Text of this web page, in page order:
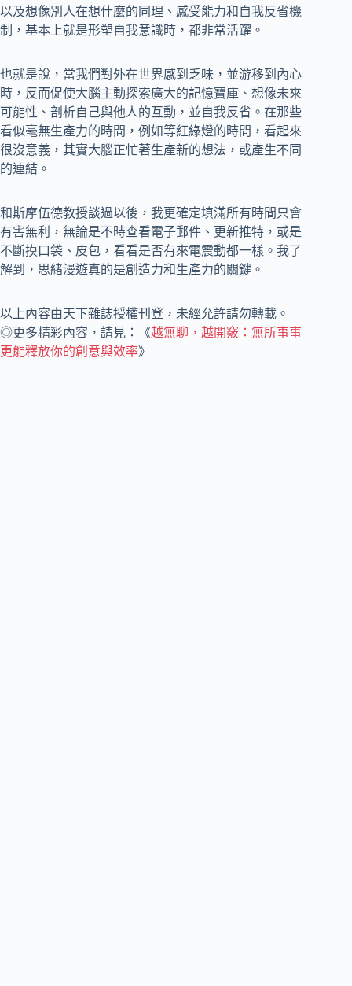
以及想像別人在想什麼的同理、感受能力和自我反省機
制，基本上就是形塑自我意識時，都非常活躍。
也就是說，當我們對外在世界感到乏味，並游移到內心
時，反而促使大腦主動探索廣大的記憶寶庫、想像未來
可能性、剖析自己與他人的互動，並自我反省。在那些
看似毫無生產力的時間，例如等紅綠燈的時間，看起來
很沒意義，其實大腦正忙著生產新的想法，或產生不同
的連結。
和斯摩伍德教授談過以後，我更確定填滿所有時間只會
有害無利，無論是不時查看電子郵件、更新推特，或是
不斷摸口袋、皮包，看看是否有來電震動都一樣。我了
解到，思緒漫遊真的是創造力和生產力的關鍵。
以上內容由天下雜誌授權刊登，未經允許請勿轉載。
◎更多精彩內容，請見：《越無聊，越開竅：無所事事
更能釋放你的創意與效率》